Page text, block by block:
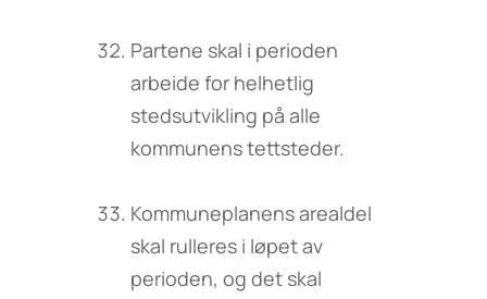
Partene skal i perioden
arbeide for helhetlig
stedsutvikling på alle
kommunens tettsteder.
Kommuneplanens arealdel
skal rulleres i løpet av
perioden, og det skal